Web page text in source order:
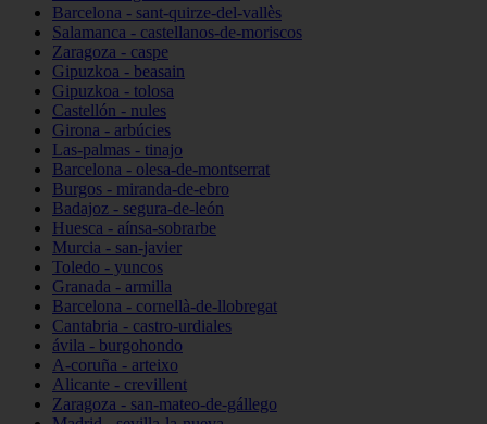
Barcelona - sant-quirze-del-vallès
Salamanca - castellanos-de-moriscos
Zaragoza - caspe
Gipuzkoa - beasain
Gipuzkoa - tolosa
Castellón - nules
Girona - arbúcies
Las-palmas - tinajo
Barcelona - olesa-de-montserrat
Burgos - miranda-de-ebro
Badajoz - segura-de-león
Huesca - aínsa-sobrarbe
Murcia - san-javier
Toledo - yuncos
Granada - armilla
Barcelona - cornellà-de-llobregat
Cantabria - castro-urdiales
ávila - burgohondo
A-coruña - arteixo
Alicante - crevillent
Zaragoza - san-mateo-de-gállego